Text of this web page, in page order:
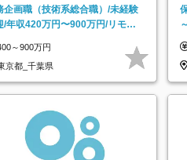
企画職（技術系総合職）/未経験
/年収420万円〜900万円/リモー
～900万円
京都_千葉県